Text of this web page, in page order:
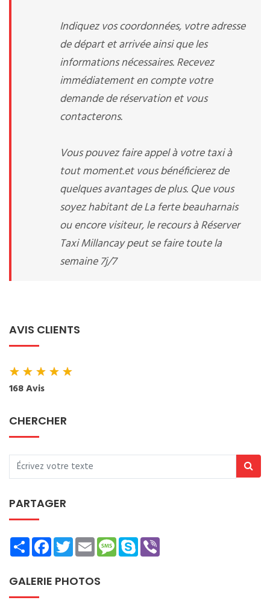
Indiquez vos coordonnées, votre adresse
de départ et arrivée ainsi que les
informations nécessaires. Recevez
immédiatement en compte votre
demande de réservation et vous
contacterons.
Vous pouvez faire appel à votre taxi à
tout moment.et vous bénéficierez de
quelques avantages de plus. Que vous
soyez habitant de La ferte beauharnais
ou encore visiteur, le recours à Réserver
Taxi Millancay peut se faire toute la
semaine 7j/7
AVIS CLIENTS
★★★★★
168 Avis
CHERCHER
PARTAGER
ShareFacebookTwitterEmailMessage
Skype
GALERIE PHOTOS